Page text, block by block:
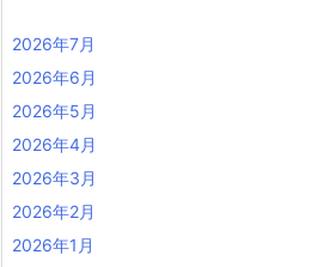
2026年7月
2026年6月
2026年5月
2026年4月
2026年3月
2026年2月
2026年1月